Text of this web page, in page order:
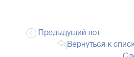
Предыдущий лот
Вернуться к